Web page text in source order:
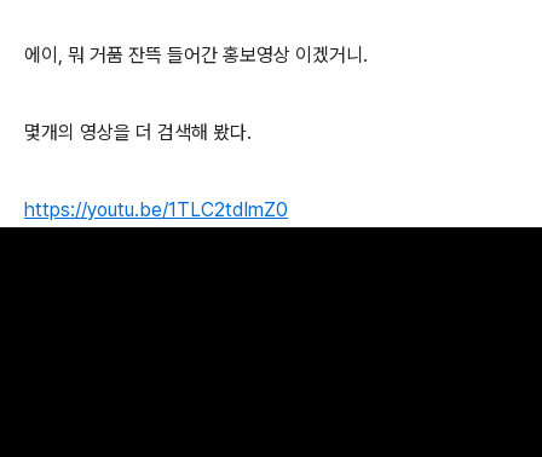
에이, 뭐 거품 잔뜩 들어간 홍보영상 이겠거니.
몇개의 영상을 더 검색해 봤다.
https://youtu.be/1TLC2tdImZ0